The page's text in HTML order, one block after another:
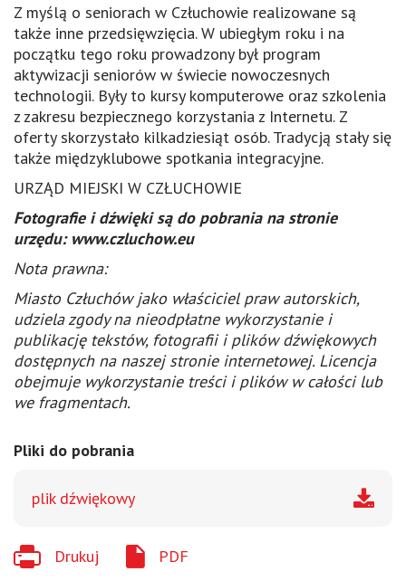
Z myślą o seniorach w Człuchowie realizowane są
także inne przedsięwzięcia. W ubiegłym roku i na
początku tego roku prowadzony był program
aktywizacji seniorów w świecie nowoczesnych
technologii. Były to kursy komputerowe oraz szkolenia
z zakresu bezpiecznego korzystania z Internetu. Z
oferty skorzystało kilkadziesiąt osób. Tradycją stały się
także międzyklubowe spotkania integracyjne.
URZĄD MIEJSKI W CZŁUCHOWIE
Fotografie i dźwięki są do pobrania na stronie
urzędu: www.czluchow.eu
Nota prawna:
Miasto Człuchów jako właściciel praw autorskich,
udziela zgody na nieodpłatne wykorzystanie i
publikację tekstów, fotografii i plików dźwiękowych
dostępnych na naszej stronie internetowej. Licencja
obejmuje wykorzystanie treści i plików w całości lub
we fragmentach.
Pliki do pobrania
plik dźwiękowy
Drukuj PDF